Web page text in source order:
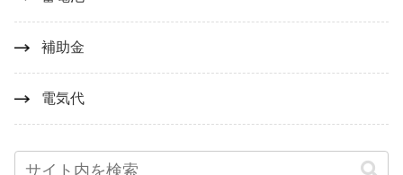
補助金
電気代